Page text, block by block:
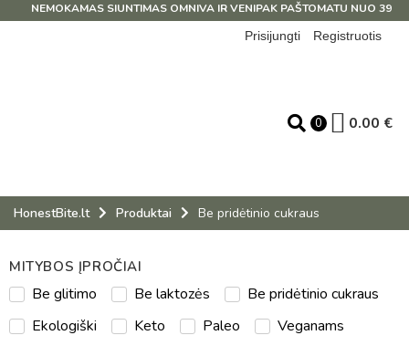
NEMOKAMAS SIUNTIMAS OMNIVA IR VENIPAK PAŠTOMATU NUO 39 EUR!
Prisijungti
Registruotis
0 0.00 €
HonestBite.lt Produktai Be pridėtinio cukraus
MITYBOS ĮPROČIAI
Be glitimo Be laktozės
Be pridėtinio cukraus
Ekologiški
Keto Paleo
Veganams